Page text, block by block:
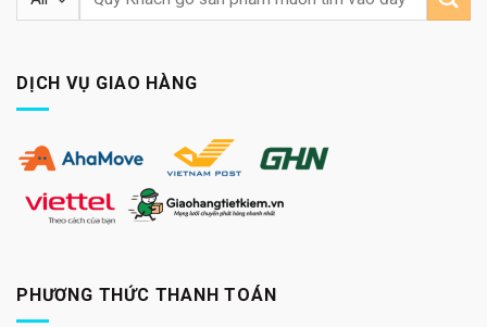
DỊCH VỤ GIAO HÀNG
PHƯƠNG THỨC THANH TOÁN